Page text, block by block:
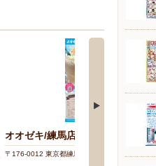
オオゼキ/練馬店
〒176-0012 東京都練馬区豊玉北6-15-14